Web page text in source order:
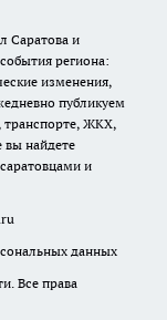
Саратова и
региона:
изменения,
публикуем
транспорте, ЖКХ,
вы найдете
и
данных
Все права